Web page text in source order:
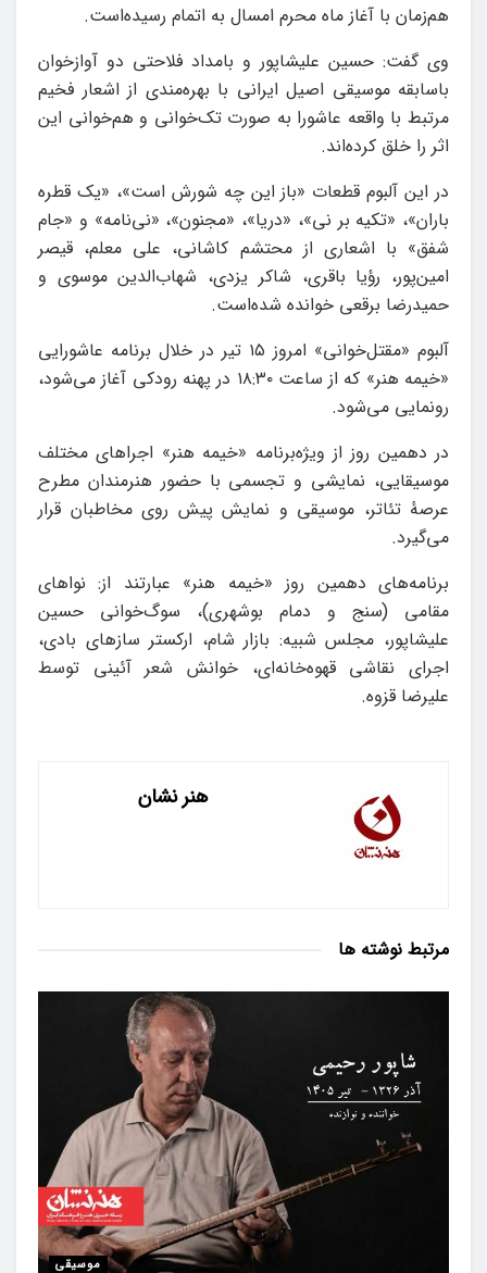
هم‌زمان با آغاز ماه محرم امسال به اتمام رسیده‌است.
وی گفت: حسین علیشاپور و بامداد فلاحتی دو آوازخوان
باسابقه موسیقی اصیل ایرانی با بهره‌مندی از اشعار فخیم
مرتبط با واقعه عاشورا به صورت تک‌خوانی و هم‌خوانی این
اثر را خلق کرده‌اند.
در این آلبوم قطعات «باز این چه شورش است»، «یک قطره
باران»، «تکیه بر نی»، «دریا»، «مجنون»، «نی‌نامه» و «جام
شفق» با اشعاری از محتشم کاشانی، علی معلم، قیصر
امین‌پور، رؤیا باقری، شاکر یزدی، شهاب‌الدین موسوی و
حمیدرضا برقعی خوانده شده‌است.
آلبوم «مقتل‌خوانی» امروز ۱۵ تیر در خلال برنامه عاشورایی
«خیمه هنر» که از ساعت ۱۸:۳۰ در پهنه رودکی آغاز می‌شود،
رونمایی می‌شود.
در دهمین روز از ویژه‌برنامه «خیمه هنر» اجراهای مختلف
موسیقایی، نمایشی و تجسمی با حضور هنرمندان مطرح
عرصهٔ تئاتر، موسیقی و نمایش پیش روی مخاطبان قرار
می‌گیرد.
برنامه‌های دهمین روز «خیمه هنر» عبارتند از: نواهای
مقامی (سنج و دمام بوشهری)، سوگ‌خوانی حسین
علیشاپور، مجلس شبیه: بازار شام، ارکستر سازهای بادی،
اجرای نقاشی قهوه‌خانه‌ای، خوانش شعر آئینی توسط
علیرضا قزوه.
هنر نشان
مرتبط نوشته ها
موسیقی